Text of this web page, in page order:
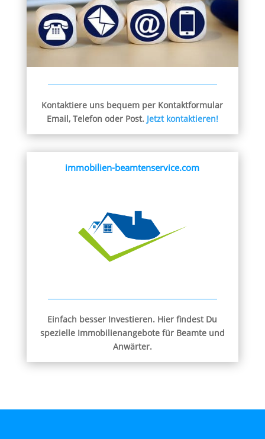
Kontaktiere uns bequem per Kontaktformular
Email, Telefon oder Post. Jetzt kontaktieren!
immobilien-beamtenservice.com
Einfach besser Investieren. Hier findest Du
spezielle Immobilienangebote für Beamte und
Anwärter.